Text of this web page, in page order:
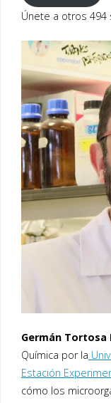
electrónico
Únete a otros 494
Germán Tortosa
Química por la
Estación
cómo los